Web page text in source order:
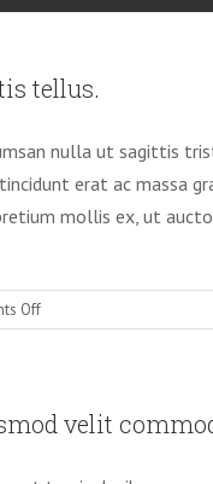
tellus.
nulla ut sagittis
erat ac massa
mollis ex, ut
Offon
Donec
lorem,
sit velit